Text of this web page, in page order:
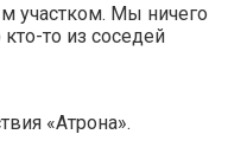
участком. Мы ничего
то из соседей
«Атрона».